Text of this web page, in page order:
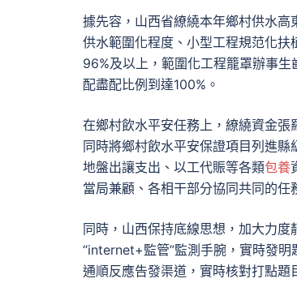
據先容，山西省繚繞本年鄉村供水
供水範圍化程度、小型工程規范化
96%及以上，範圍化工程籠罩辦事
配盡配比例到達100%。
在鄉村飲水平安任務上，繚繞資金張
同時將鄉村飲水平安保證項目列進
地盤出讓支出、以工代賑等各類包養
當局兼顧、各相干部分協同共同的任
同時，山西保持底線思想，加大力
“internet+監管”監測手腕，實時發明
通順反應告發渠道，實時核對打點題